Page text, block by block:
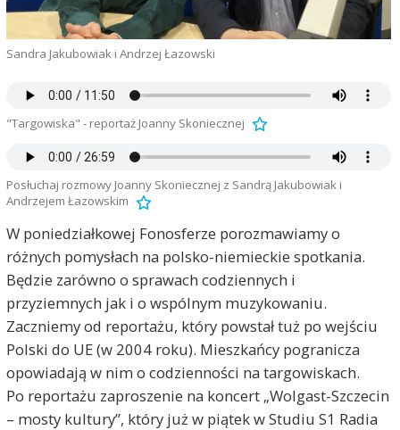
Sandra Jakubowiak i Andrzej Łazowski
"Targowiska" - reportaż Joanny Skoniecznej
Posłuchaj rozmowy Joanny Skoniecznej z Sandrą Jakubowiak i
Andrzejem Łazowskim
W poniedziałkowej Fonosferze porozmawiamy o
różnych pomysłach na polsko-niemieckie spotkania.
Będzie zarówno o sprawach codziennych i
przyziemnych jak i o wspólnym muzykowaniu.
Zaczniemy od reportażu, który powstał tuż po wejściu
Polski do UE (w 2004 roku). Mieszkańcy pogranicza
opowiadają w nim o codzienności na targowiskach.
Po reportażu zaproszenie na koncert „Wolgast-Szczecin
– mosty kultury”, który już w piątek w Studiu S1 Radia